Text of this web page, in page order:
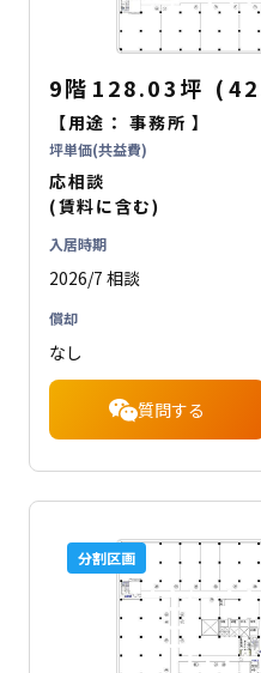
9階 128.03坪 (
【用途：事務所 】
坪単価(共益費)
応相談
(賃料に含む)
入居時期
2026/7 相談
償却
なし
質問する
分割区画